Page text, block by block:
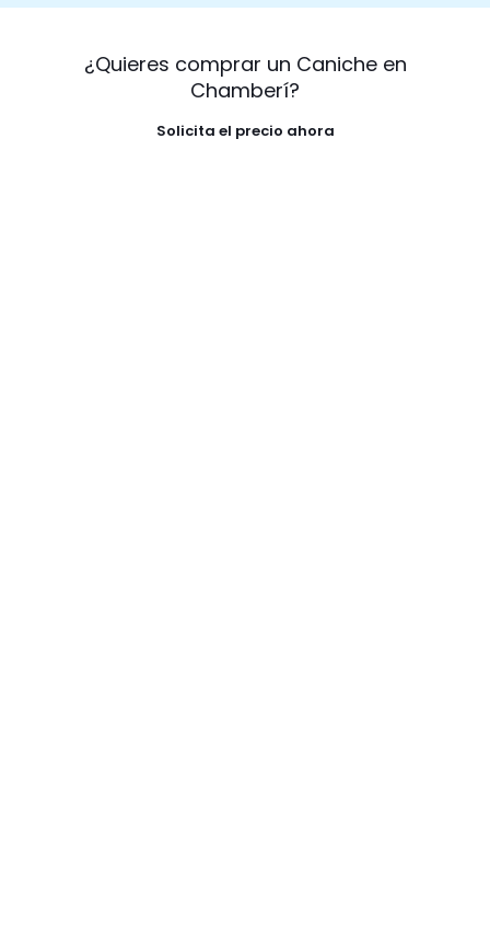
¿Quieres comprar un Caniche en
Chamberí?
Solicita el precio ahora